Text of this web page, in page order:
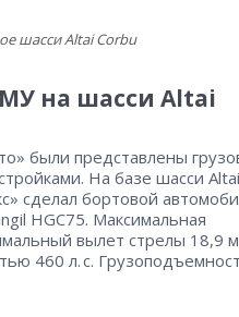
шасси Altai Corbu
на шасси Altai
были представлены
На базе шасси
сделал бортовой
HGC75. Максимальная
вылет стрелы 18,9
460 л. с.